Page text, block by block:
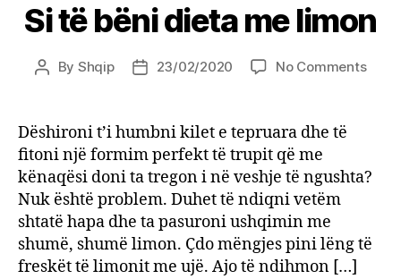
Si të bëni dieta me limon
Post
By Shqip
Post23/02/2020 No Commentson
limon
Dëshironi t’i humbni kilet e tepruara dhe të
fitoni një formim perfekt të trupit që me
kënaqësi doni ta tregon i në veshje të ngushta?
Nuk është problem. Duhet të ndiqni vetëm
shtatë hapa dhe ta pasuroni ushqimin me
shumë, shumë limon. Çdo mëngjes pini lëng të
freskët të limonit me ujë. Ajo të ndihmon […]